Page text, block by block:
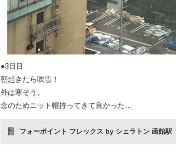
●3日目
朝起きたら吹雪！
外は寒そう。
念のためニット帽持ってきて良かった…
フォーポイント フレックス by シェラトン 函館駅